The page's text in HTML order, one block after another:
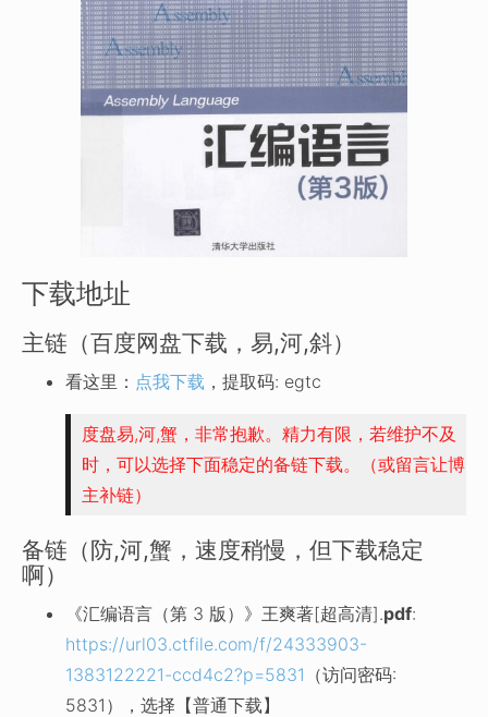
下载地址
主链（百度网盘下载，易,河,斜）
看这里： 点我下载 ，提取码: egtc
度盘易,河,蟹，非常抱歉。精力有限，若维护不及
时，可以选择下面稳定的备链下载。（或留言让博
主补链）
备链（防,河,蟹，速度稍慢，但下载稳定
啊）
《汇编语言（第 3 版）》王爽著[超高清].pdf:
https://url03.ctfile.com/f/24333903-
1383122221-ccd4c2?p=5831 （访问密码:
5831），选择【普通下载】